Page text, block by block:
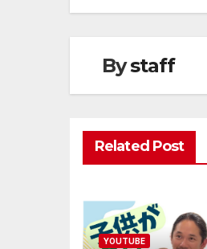
ナ
ビ
ゲ
シ
ン
Bystaff
Related Post
YOUTUBE